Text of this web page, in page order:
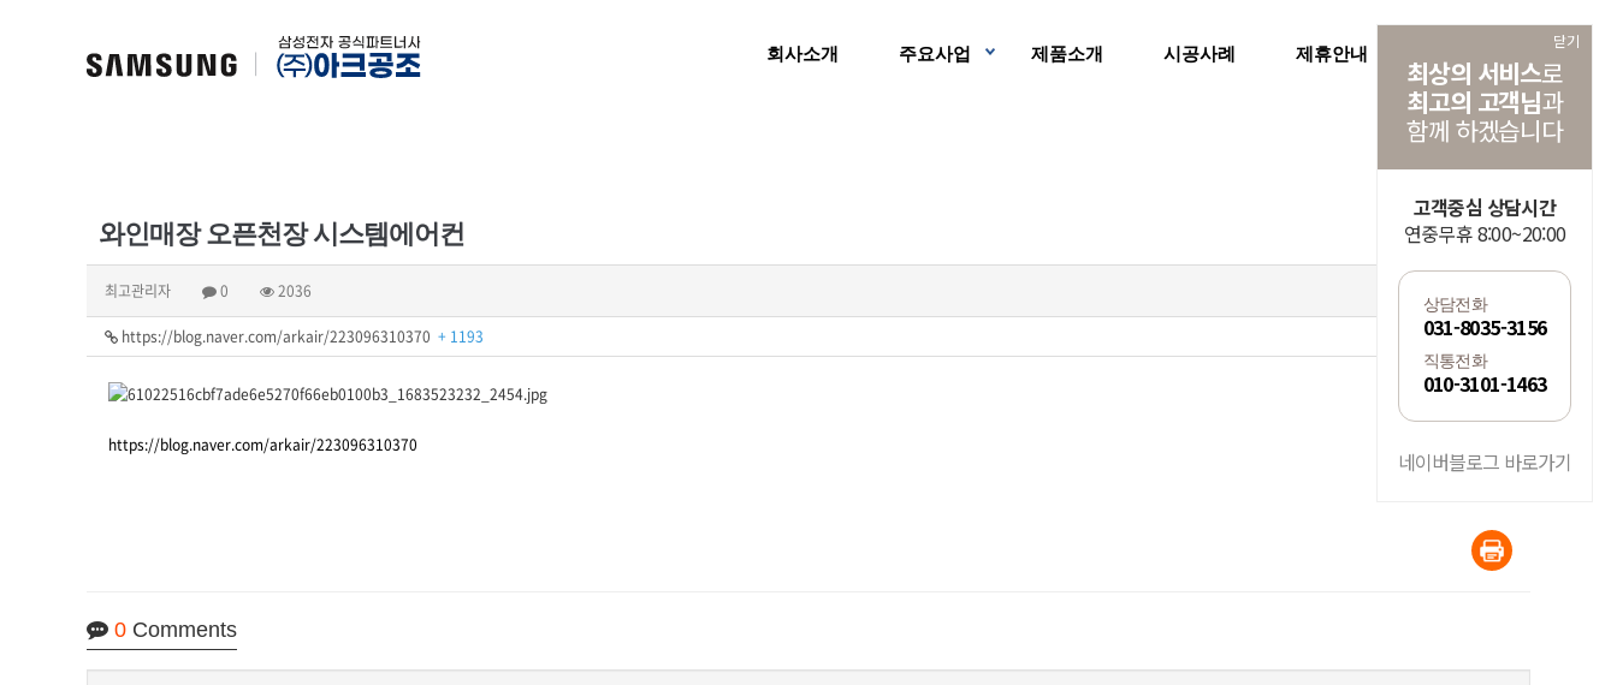
회사소개 주요사업 제품소개 시공사례 제휴안내
닫기
최상의 서비스로
최고의 고객님과
함께 하겠습니다
고객중심 상담시간
연중무휴 8:00~20:00
상담전화
031-8035-3156
직통전화
010-3101-1463
네이버블로그 바로가기
와인매장 오픈천장 시스템에어컨
최고관리자 0 2036 2023.05.08 14:15
https://blog.naver.com/arkair/223096310370 + 1193
https://blog.naver.com/arkair/223096310370
0 Comments